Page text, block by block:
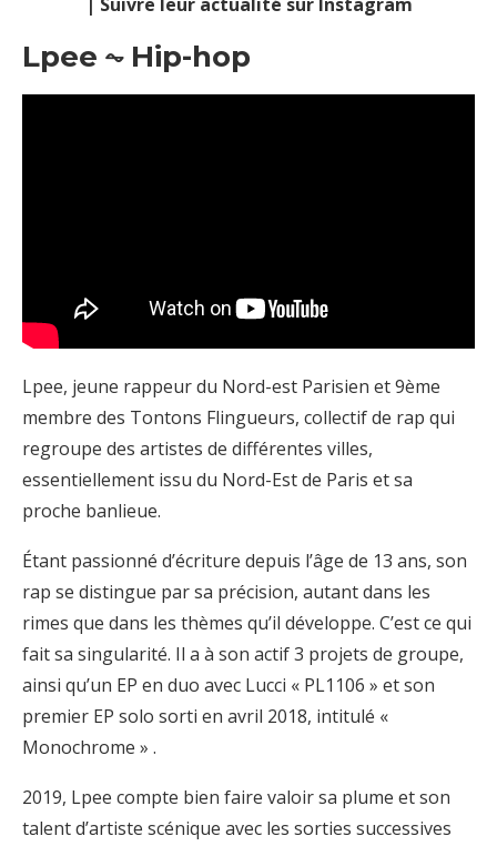
Lpee ⏦ Hip-hop
Lpee, jeune rappeur du Nord-est Parisien et 9ème
membre des Tontons Flingueurs, collectif de rap qui
regroupe des artistes de différentes villes,
essentiellement issu du Nord-Est de Paris et sa
proche banlieue.
Étant passionné d’écriture depuis l’âge de 13 ans, son
rap se distingue par sa précision, autant dans les
rimes que dans les thèmes qu’il développe. C’est ce qui
fait sa singularité. Il a à son actif 3 projets de groupe,
ainsi qu’un EP en duo avec Lucci « PL1106 » et son
premier EP solo sorti en avril 2018, intitulé «
Monochrome » .
2019, Lpee compte bien faire valoir sa plume et son
talent d’artiste scénique avec les sorties successives